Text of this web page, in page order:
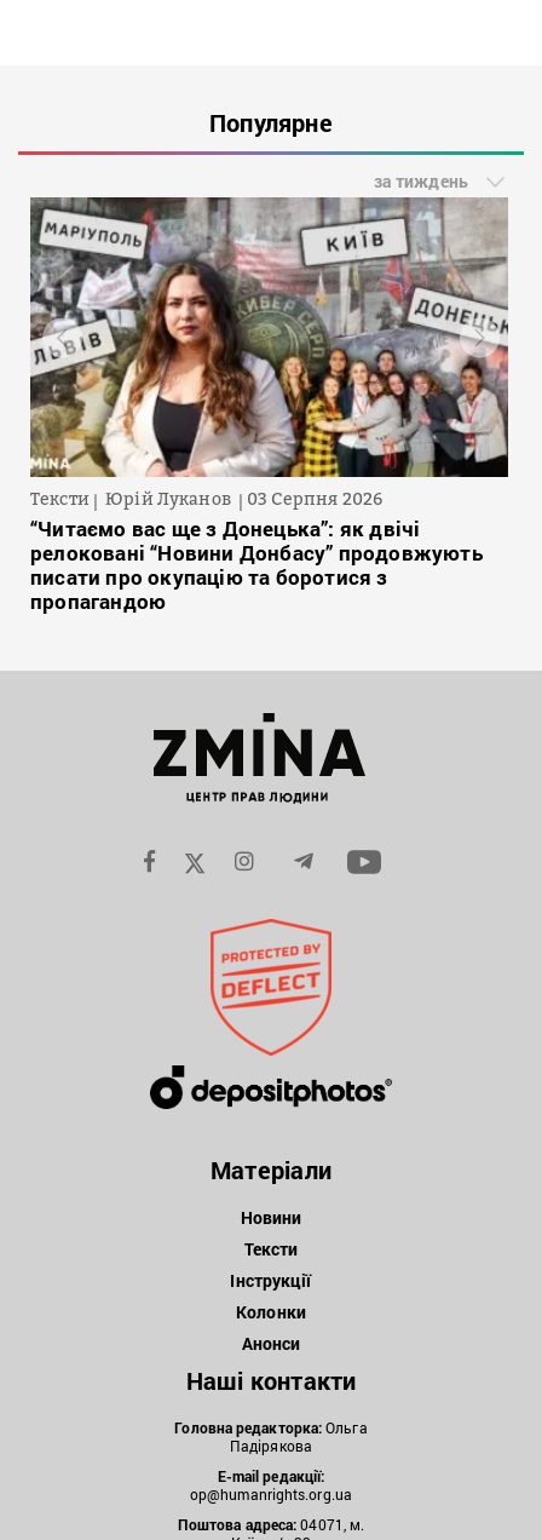
Популярне
за тиждень
Тексти Юрій Луканов 03 Серпня 2026
“Читаємо вас ще з Донецька”: як двічі
релоковані “Новини Донбасу” продовжують
писати про окупацію та боротися з
пропагандою
Матеріали
Новини
Тексти
Інструкції
Колонки
Анонси
Наші контакти
Головна редакторка:Ольга
Падірякова
E-mail редакції:
op@humanrights.org.ua
Поштова адреса:04071, м.